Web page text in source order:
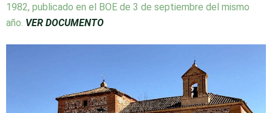
1982, publicado en el BOE de 3 de septiembre del mismo
año. VER DOCUMENTO